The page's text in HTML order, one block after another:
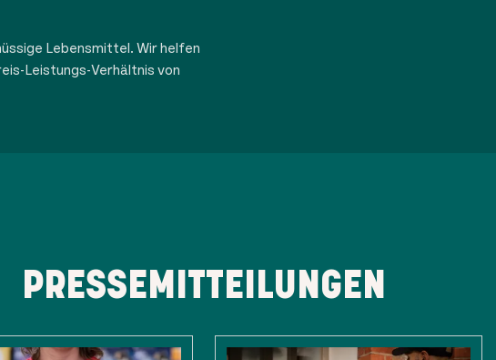
Lebensmittel. Wir helfen
Leistungs-Verhältnis von
PRESSEMITTEILUNGEN